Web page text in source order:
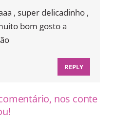
, super delicadinho ,
bom gosto a
REPLY
nos conte